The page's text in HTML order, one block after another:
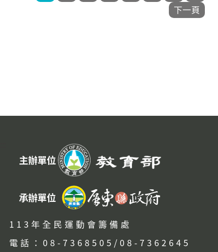
主辦單位
承辦單位
113年全民運動會籌備處
電話：08-7368505/08-7362645